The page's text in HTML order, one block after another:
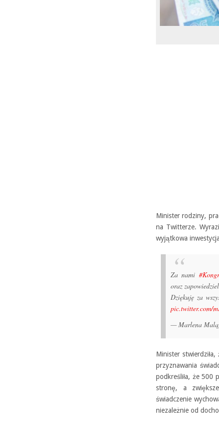
Minister rodziny,
na Twitterze.
wyjątkowa
Za nami
oraz
Dziękuję za
pic.twitter.com/
— Marlena
Minister
przyznawania
podkreśliła, że 500
stronę, a
świadczenie
niezależnie od